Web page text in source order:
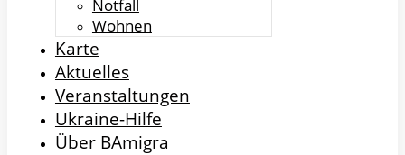
Notfall
Wohnen
Karte
Aktuelles
Veranstaltungen
Ukraine-Hilfe
Über BAmigra